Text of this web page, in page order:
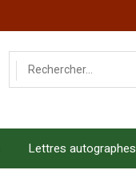
Lettres autographes